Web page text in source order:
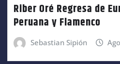
Riber Oré Regresa de
Peruana y Flamenco
Sebastian Sipión